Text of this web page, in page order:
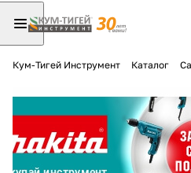
Кум-Тигей Инструмент Каталог
Разбейте
оплатуна части